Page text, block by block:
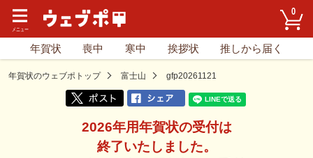
0
年賀状 喪中 寒中 挨拶状 推しから届く
年賀状のウェブポトップ 富士山 gfp20261121
2026年用年賀状の受付は
終了いたしました。